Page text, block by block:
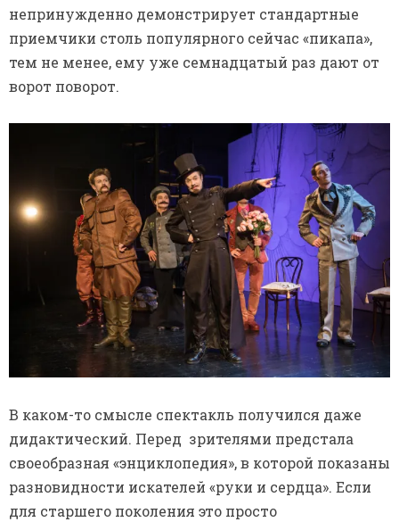
непринужденно демонстрирует стандартные
приемчики столь популярного сейчас «пикапа»,
тем не менее, ему уже семнадцатый раз дают от
ворот поворот.
В каком-то смысле спектакль получился даже
дидактический. Перед зрителями предстала
своеобразная «энциклопедия», в которой показаны
разновидности искателей «руки и сердца». Если
для старшего поколения это просто